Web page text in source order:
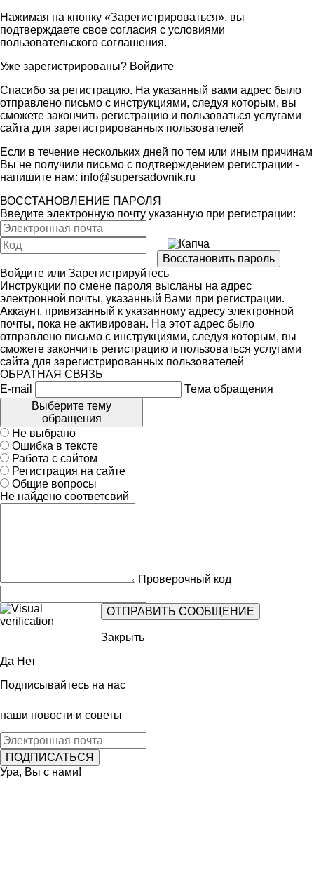
Нажимая на кнопку «Зарегистрироваться», вы
подтверждаете свое согласия с условиями
пользовательского соглашения.
Уже зарегистрированы? Войдите
Спасибо за регистрацию. На указанный вами адрес было
отправлено письмо с инструкциями, следуя которым, вы
сможете закончить регистрацию и пользоваться услугами
сайта для зарегистрированных пользователей
Если в течение нескольких дней по тем или иным причинам
Вы не получили письмо с подтверждением регистрации -
напишите нам: info@supersadovnik.ru
ВОССТАНОВЛЕНИЕ ПАРОЛЯ
Введите электронную почту указанную при регистрации:
Войдите или Зарегистрируйтесь
Инструкции по смене пароля высланы на адрес
электронной почты, указанный Вами при регистрации.
Аккаунт, привязанный к указанному адресу электронной
почты, пока не активирован. На этот адрес было
отправлено письмо с инструкциями, следуя которым, вы
сможете закончить регистрацию и пользоваться услугами
сайта для зарегистрированных пользователей
ОБРАТНАЯ СВЯЗЬ
E-mail
Тема обращения
Выберите тему
обращения
Не выбрано
Ошибка в тексте
Работа с сайтом
Регистрация на сайте
Общие вопросы
Не найдено соответсвий
Проверочный код
Закрыть
Да Нет
Подписывайтесь на нас
наши новости и советы
Ура, Вы с нами!